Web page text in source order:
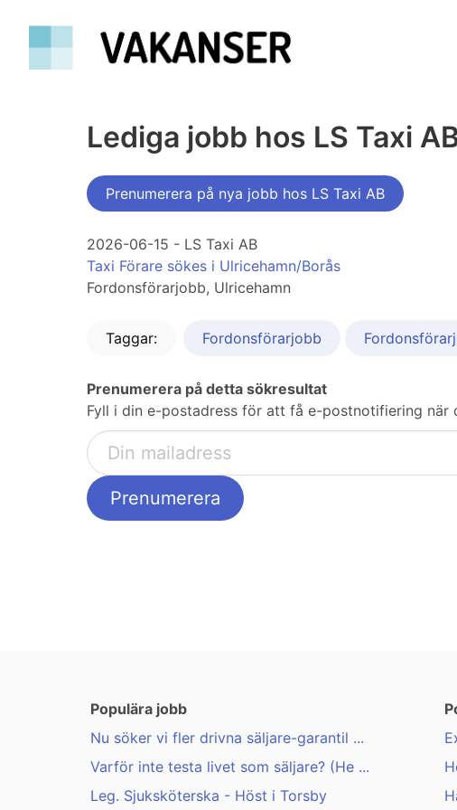
Lediga jobb hos LS Taxi
Prenumerera på nya jobb hos LS Taxi AB
2026-06-15 - LS Taxi AB
Taxi Förare sökes i Ulricehamn/Borås
Fordonsförarjobb, Ulricehamn
Taggar: Fordonsförarjobb
Prenumerera på detta sökresultat
Fyll i din e-postadress för att få e-postnotifiering när
Populära jobb
Nu söker vi fler drivna säljare-garantil ...
Varför inte testa livet som säljare? (He ...
Leg. Sjuksköterska - Höst i Torsby